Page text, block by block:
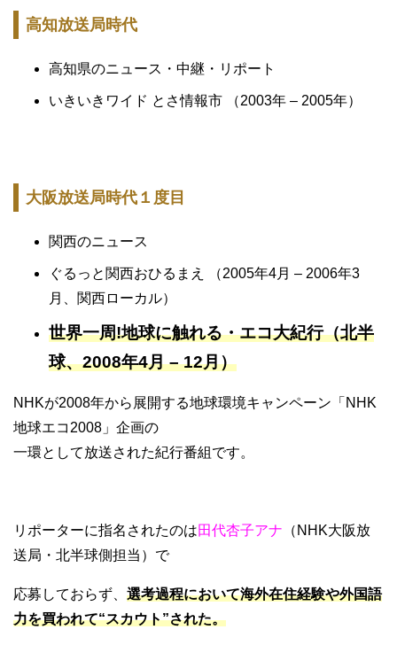
高知放送局時代
高知県のニュース・中継・リポート
いきいきワイド とさ情報市 （2003年 – 2005年）
大阪放送局時代１度目
関西のニュース
ぐるっと関西おひるまえ （2005年4月 – 2006年3
月、関西ローカル）
世界一周!地球に触れる・エコ大紀行（北半
球、2008年4月 – 12月）
NHKが2008年から展開する地球環境キャンペーン「NHK
地球エコ2008」企画の
一環として放送された紀行番組です。
リポーターに指名されたのは田代杏子アナ （NHK大阪放
送局・北半球側担当）で
応募しておらず、 選考過程において海外在住経験や外国語
力を買われて“スカウト”された。